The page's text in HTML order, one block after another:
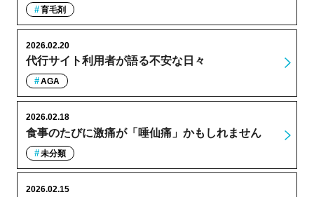
育毛剤
代行サイト利用者が語る不安な日々
2026.02.20
AGA
食事のたびに激痛が「唾仙痛」かもしれません
2026.02.18
未分類
2026.02.15